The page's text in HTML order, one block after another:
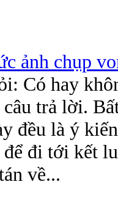
ảnh chụp
Có hay
trả lời.
đều là ý
để đi tới kết
về...